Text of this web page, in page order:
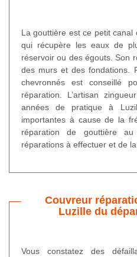
La gouttière est ce petit
qui récupère les eaux de
réservoir ou des égouts. Son
des murs et des fondations.
chevronnés est conseillé
réparation. L’artisan
années de pratique à
importantes à cause de la
réparation de gouttière
réparations à effectuer et de la
Couvreur
Luzille du
Vous constatez des